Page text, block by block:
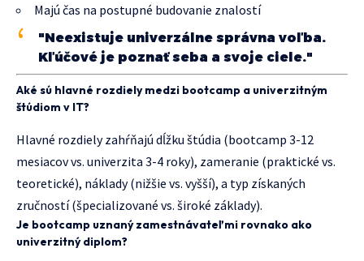
Majú čas na postupné budovanie znalostí
"Neexistuje univerzálne správna voľba.
Kľúčové je poznať seba a svoje ciele."
Aké sú hlavné rozdiely medzi bootcamp a univerzitným
štúdiom v IT?
Hlavné rozdiely zahŕňajú dĺžku štúdia (bootcamp 3-12
mesiacov vs. univerzita 3-4 roky), zameranie (praktické vs.
teoretické), náklady (nižšie vs. vyšší), a typ získaných
zručností (špecializované vs. široké základy).
Je bootcamp uznaný zamestnávateľmi rovnako ako
univerzitný diplom?